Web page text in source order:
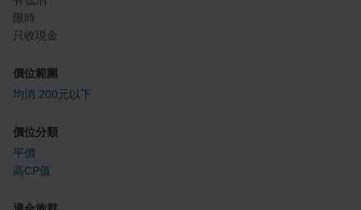
限時
只收現金
價位範圍
均消 200元以下
價位分類
平價
高CP值